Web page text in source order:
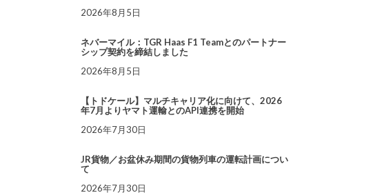
2026年8月5日
ネバーマイル：TGR Haas F1 Teamとのパートナー
シップ契約を締結しました
2026年8月5日
【トドケール】マルチキャリア化に向けて、2026
年7月よりヤマト運輸とのAPI連携を開始
2026年7月30日
JR貨物／お盆休み期間の貨物列車の運転計画につい
て
2026年7月30日